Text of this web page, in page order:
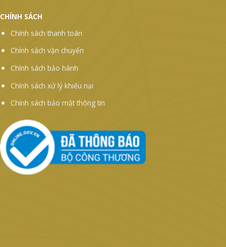
CHÍNH SÁCH
Chính sách thanh toán
Chính sách vận chuyển
Chính sách bảo hành
Chính sách xử lý khiếu nại
Chính sách bảo mật thông tin